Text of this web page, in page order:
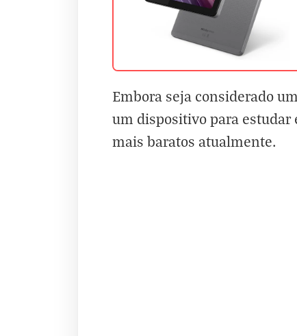
Embora seja considerado
um dispositivo para estudar
mais baratos atualmente.